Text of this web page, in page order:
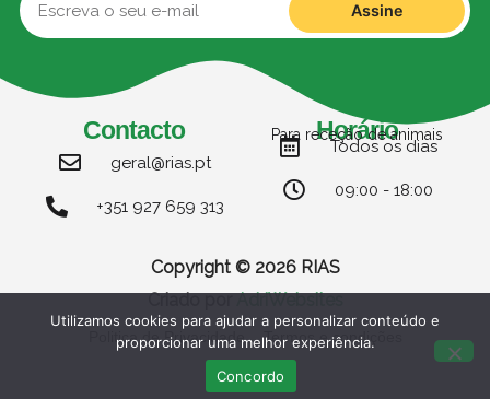
Assine
Contacto
geral@rias.pt
+351 927 659 313
Horário
Para receção de animais
Todos os dias
09:00 - 18:00
Copyright © 2026 RIAS
Politica de Privacidade Termos e condições
Utilizamos cookies para ajudar a personalizar conteúdo e
proporcionar uma melhor experiência.
Concordo